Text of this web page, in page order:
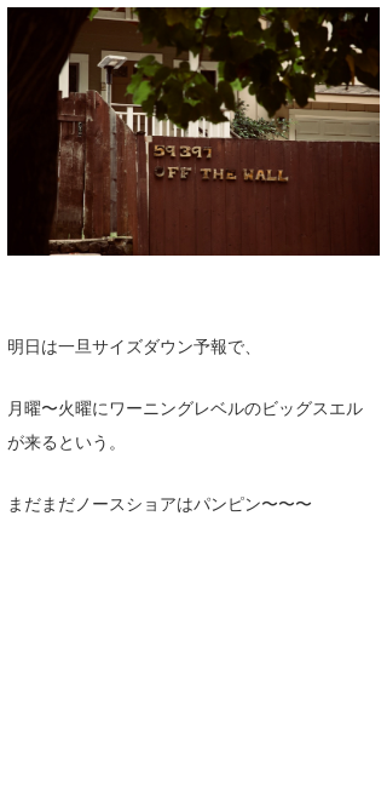
明日は一旦サイズダウン予報で、
月曜〜火曜にワーニングレベルのビッグスエル
が来るという。
まだまだノースショアはパンピン〜〜〜